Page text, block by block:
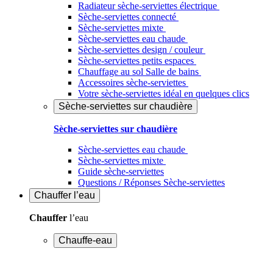
Radiateur sèche-serviettes électrique
Sèche-serviettes connecté
Sèche-serviettes mixte
Sèche-serviettes eau chaude
Sèche-serviettes design / couleur
Sèche-serviettes petits espaces
Chauffage au sol Salle de bains
Accessoires sèche-serviettes
Votre sèche-serviettes idéal en quelques clics
Sèche-serviettes sur chaudière
Sèche-serviettes sur chaudière
Sèche-serviettes eau chaude
Sèche-serviettes mixte
Guide sèche-serviettes
Questions / Réponses Sèche-serviettes
Chauffer l’eau
Chauffer l’eau
Chauffe-eau